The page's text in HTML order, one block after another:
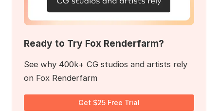
Ready to Try Fox Renderfarm?
See why 400k+ CG studios and artists rely
on Fox Renderfarm
Get $25 Free Trial